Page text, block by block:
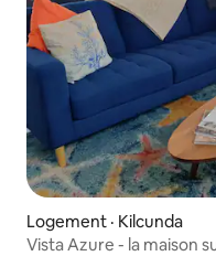
Logement · Kilcunda
Vista Azure - la maison